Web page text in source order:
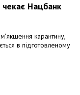
Нацбанк
карантину,
в підготовленому